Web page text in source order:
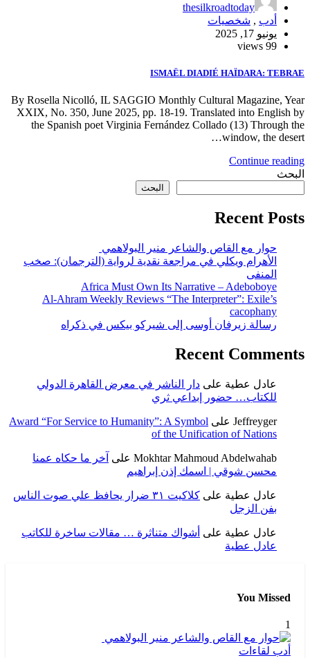
thesilkroadtoday
أدب , شخصيات
يونيو 17, 2025
99 views
ISMAËL DIADIÉ HAÏDARA: TEBRAE
By Rosella Nicolló, IL SAGGIO Monthly Cultural Magazine, Year
XXIX, No. 350, June 2025, pp. 18-19. Translated into English by
the Spanish poet Virginia Fernández Collado (13) Through the
window, the desert…
Continue reading
البحث
البحث
Recent Posts
حوار مع القاص والشاعر منير البولاهمي
الأهرام ويكلي في مراجعة نقدية لرواية (الترجمان): صخب
المنفى
Africa Must Own Its Narrative – Adeboboye
Al-Ahram Weekly Reviews “The Interpreter”: Exile’s
cacophany
رسالة زيرفان أوسى إلى شيركو بيكس في ذكراه
Recent Comments
عادل عطية على دار الناشر في معرض القاهرة الدولي
للكتاب… حضور إبداعي ثري
Jeffreyger على Award “For Service to Humanity”: A Symbol
of the Unification of Nations
Mokhtar Mahmoud Abdelwahab على آخر ما حكاه عمنا
محسن شوقي | اسمك إذن إبراهيم
عادل عطية على
كلاكيت ٣١ ضرار يحافظ علي صوت الناس
بفن الزجل
عادل عطية على أشواك متناثرة … مقالات ساخرة للكاتب
عادل عطية
You Missed
1
أدب لقاءات